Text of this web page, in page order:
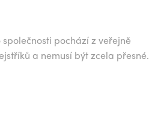
pochází z veřejně
a nemusí být zcela přesné.